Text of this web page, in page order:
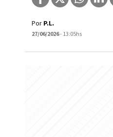
Por P.L.
27/06/2026- 13:05hs